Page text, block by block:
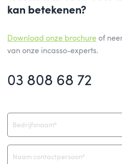
kan betekenen?
Download onze brochure of
van onze incasso-experts.
03 808 68 72